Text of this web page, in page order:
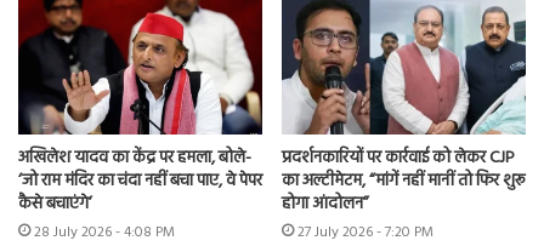
अखिलेश यादव का केंद्र पर हमला, बोले-
‘जो राम मंदिर का चंदा नहीं बचा पाए, वे पेपर
कैसे बचाएंगे’
28 July 2026 - 4:08 PM
प्रदर्शनकारियों पर कार्रवाई को लेकर CJP
का अल्टीमेटम, “मांगें नहीं मानीं तो फिर शुरू
होगा आंदोलन”
27 July 2026 - 7:20 PM